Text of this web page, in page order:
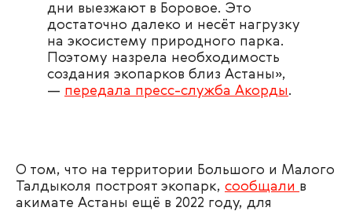
дни выезжают в Боровое. Это
достаточно далеко и несёт нагрузку
на экосистему природного парка.
Поэтому назрела необходимость
создания экопарков близ Астаны»,
— передала пресс-служба Акорды.
О том, что на территории Большого и Малого
Талдыколя построят экопарк, сообщали в
акимате Астаны ещё в 2022 году, для